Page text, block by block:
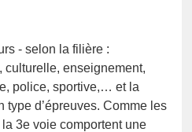
- selon la filière :
culturelle, enseignement,
police, sportive,… et la
type d’épreuves. Comme les
3e voie comportent une